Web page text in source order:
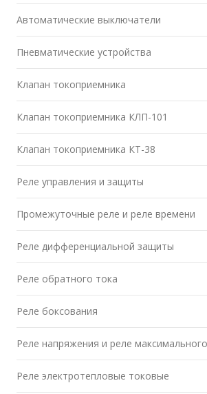
Автоматические выключатели
Пневматические устройства
Клапан токоприемника
Клапан токоприемника КЛП-101
Клапан токоприемника КТ-38
Реле управления и защиты
Промежуточные реле и реле времени
Реле дифференциальной защиты
Реле обратного тока
Реле боксования
Реле напряжения и реле
Реле электротепловые токовые